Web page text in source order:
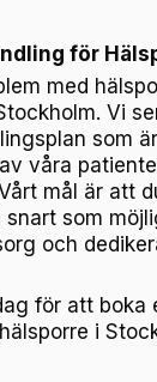
för
med
Vi
som
våra
mål är att
som
och
för att boka
i